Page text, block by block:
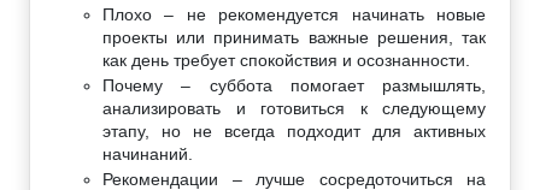
Плохо – не рекомендуется начинать новые
проекты или принимать важные решения, так
как день требует спокойствия и осознанности.
Почему – суббота помогает размышлять,
анализировать и готовиться к следующему
этапу, но не всегда подходит для активных
начинаний.
Рекомендации – лучше сосредоточиться на